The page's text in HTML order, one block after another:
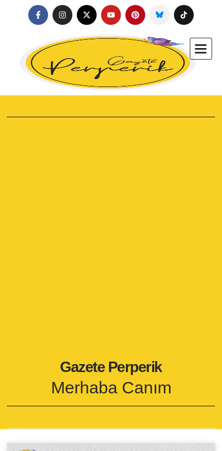
Gazete Perperik
Merhaba Canım